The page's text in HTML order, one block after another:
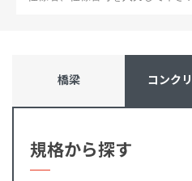
橋梁 コンク
規格から探す